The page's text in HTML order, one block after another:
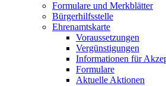
Formulare und Merkblätter
Bürgerhilfsstelle
Ehrenamtskarte
Voraussetzungen
Vergünstigungen
Informationen für
Formulare
Aktuelle Aktionen